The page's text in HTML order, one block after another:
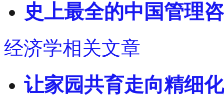
史上最全的中国管理
经济学相关文章
让家园共育走向精细